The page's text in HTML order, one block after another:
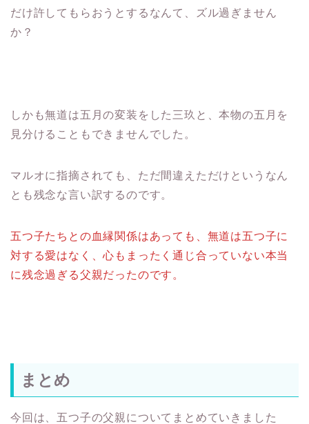
だけ許してもらおうとするなんて、ズル過ぎません
か？
しかも無道は五月の変装をした三玖と、本物の五月を
見分けることもできませんでした。
マルオに指摘されても、ただ間違えただけというなん
とも残念な言い訳するのです。
五つ子たちとの血縁関係はあっても、無道は五つ子に
対する愛はなく、心もまったく通じ合っていない本当
に残念過ぎる父親だったのです。
まとめ
今回は、五つ子の父親についてまとめていきました